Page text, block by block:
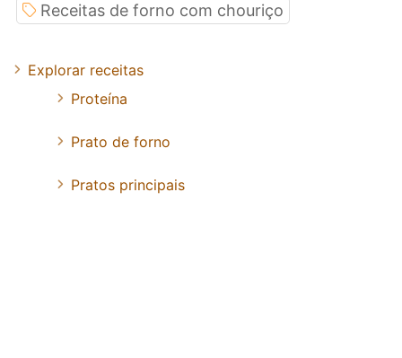
Receitas de forno com chouriço
Explorar receitas
Proteína
Prato de forno
Pratos principais